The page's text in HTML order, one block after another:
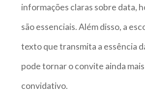
informações claras sobre data,
são essenciais. Além disso, a
texto que transmita a essência
pode tornar o convite ainda
convidativo.